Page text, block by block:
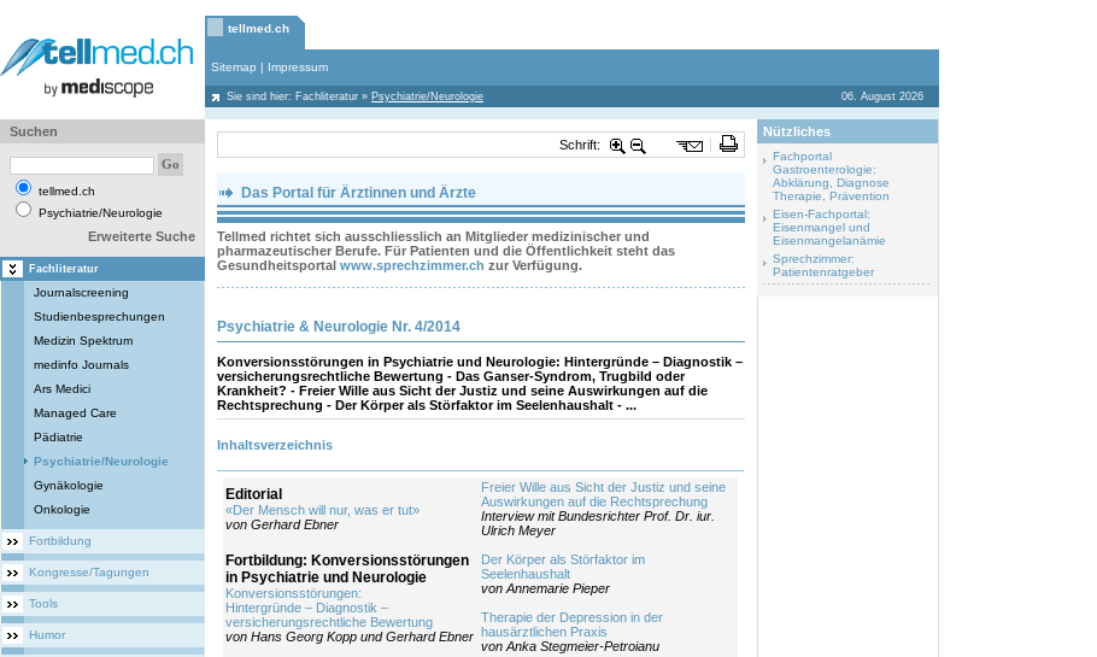
tellmed.ch
Sitemap | Impressum
Sie sind hier: Fachliteratur » Psychiatrie/Neurologie 06. August 2026
Suchen
tellmed.ch
Psychiatrie/Neurologie
Erweiterte Suche
Fachliteratur
Journalscreening
Studienbesprechungen
Medizin Spektrum
medinfo Journals
Ars Medici
Managed Care
Pädiatrie
Psychiatrie/Neurologie
Gynäkologie
Onkologie
Fortbildung
Kongresse/Tagungen
Tools
Humor
Schrift:
Das Portal für Ärztinnen und Ärzte
Tellmed richtet sich ausschliesslich an Mitglieder medizinischer und
pharmazeutischer Berufe. Für Patienten und die Öffentlichkeit steht das
Gesundheitsportal www.sprechzimmer.ch zur Verfügung.
Psychiatrie & Neurologie Nr. 4/2014
Konversionsstörungen in Psychiatrie und Neurologie: Hintergründe – Diagnostik –
versicherungsrechtliche Bewertung - Das Ganser-Syndrom, Trugbild oder
Krankheit? - Freier Wille aus Sicht der Justiz und seine Auswirkungen auf die
Rechtsprechung - Der Körper als Störfaktor im Seelenhaushalt - ...
Inhaltsverzeichnis
Editorial
«Der Mensch will nur, was er tut»
von Gerhard Ebner
Fortbildung: Konversionsstörungen
in Psychiatrie und Neurologie
Konversionsstörungen:
Hintergründe – Diagnostik –
versicherungsrechtliche Bewertung
von Hans Georg Kopp und Gerhard Ebner
Freier Wille aus Sicht der Justiz und seine
Auswirkungen auf die Rechtsprechung
Interview mit Bundesrichter Prof. Dr. iur.
Ulrich Meyer
Der Körper als Störfaktor im
Seelenhaushalt
von Annemarie Pieper
Therapie der Depression in der
hausärztlichen Praxis
von Anka Stegmeier-Petroianu
Nützliches
Fachportal
Gastroenterologie:
Abklärung, Diagnose
Therapie, Prävention
Eisen-Fachportal:
Eisenmangel und
Eisenmangelanämie
Sprechzimmer:
Patientenratgeber